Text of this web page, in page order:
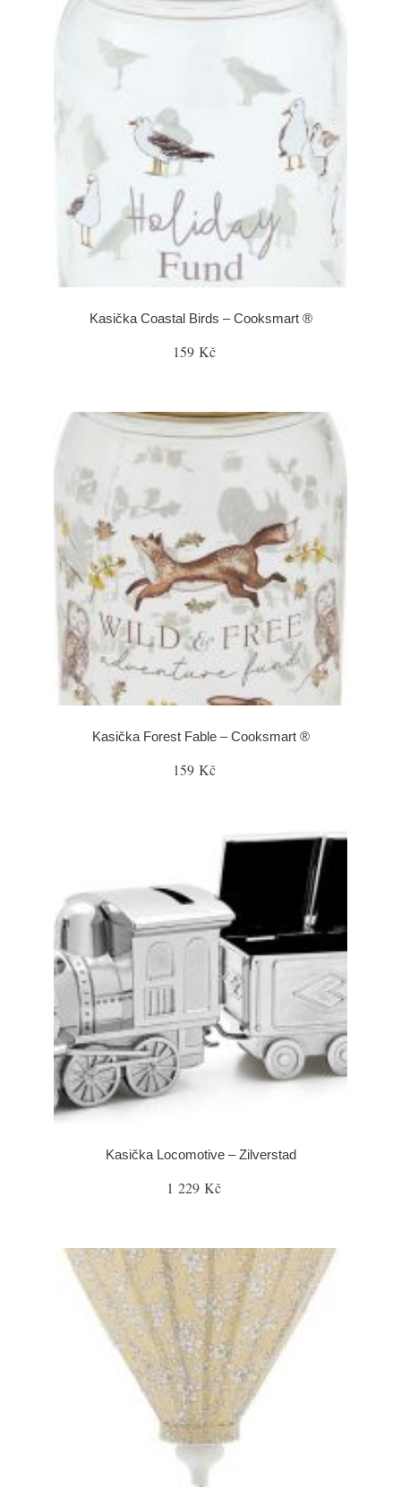
Kasička Coastal Birds – Cooksmart ®
159 Kč
Kasička Forest Fable – Cooksmart ®
159 Kč
Kasička Locomotive – Zilverstad
1 229 Kč